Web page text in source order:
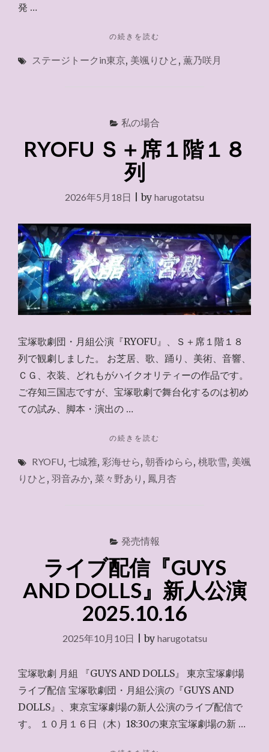
発 …
"宝
友
の続きを読む
ステージトークin東京, 美颯りひと , 薫乃咲月
私の場合
RYOFU Ｓ＋席１階１８
列
2026年5月18日 |by harugotatsu
宝塚歌劇団・月組公演『RYOFU』、Ｓ＋席１階１８
列で観劇しました。 お芝居、歌、踊り、美術、音響、
ＣＧ、衣装、どれもがハイクオリティーの作品です。
ご存知三国志ですが、宝塚歌劇で舞台化するのは初め
ての試み、脚本・演出の …
"RYOFU
＋
席
列"
の続きを読む
RYOFU, 七城雅, 彩海せら, 朝香ゆらら, 桃歌雪, 美颯
りひと , 羽音みか, 菜々野あり , 鳳月杏
発売情報
ライブ配信『GUYS
AND DOLLS』新人公演
2025.10.16
2025年10月10日 |by harugotatsu
宝塚歌劇 月組 『GUYS AND DOLLS』 東京宝塚劇場
ライブ配信 宝塚歌劇団・月組公演の『GUYS AND
DOLLS』、東京宝塚劇場の新人公演のライブ配信で
す。 １０月１６日（木）18:30の東京宝塚劇場の新 …